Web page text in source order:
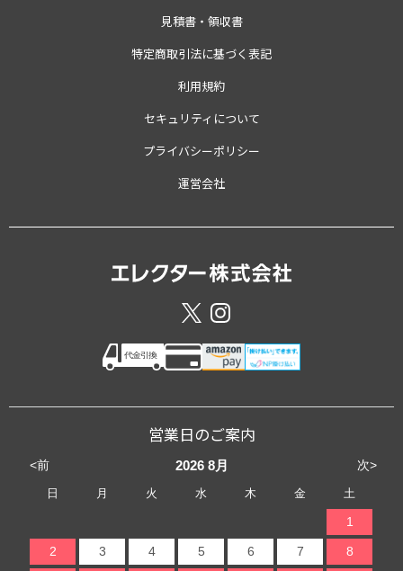
見積書・領収書
特定商取引法に基づく表記
利用規約
セキュリティについて
プライバシーポリシー
運営会社
営業日のご案内
<前 次>
2026 8月
日 月 火 水 木 金 土
1
2 3 4 5 6 7 8